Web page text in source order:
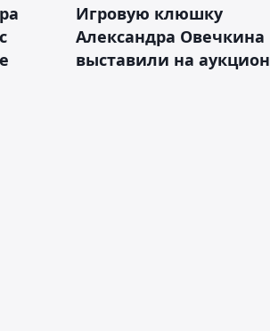
Игровую клюшку
Александра Овечкина
выставили на аукцион